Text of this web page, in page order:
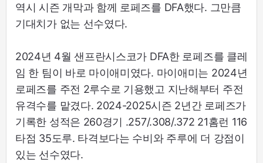
역시 시즌 개막과 함께 로페즈를 DFA했다. 그만큼
기대치가 없는 선수였다.
2024년 4월 샌프란시스코가 DFA한 로페즈를 클레
임 한 팀이 바로 마이애미였다. 마이애미는 2024년
로페즈를 주전 2루수로 기용했고 지난해부터 주전
유격수를 맡겼다. 2024-2025시즌 2년간 로페즈가
기록한 성적은 260경기 .257/.308/.372 21홈런 116
타점 35도루. 타격보다는 수비와 주루에 더 강점이
있는 선수였다.